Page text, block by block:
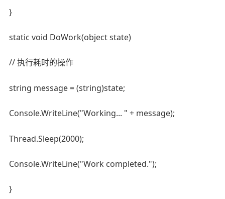
}
static void DoWork(object state)
// 执行耗时的操作
string message = (string)state;
Console.WriteLine("Working... " + message);
Thread.Sleep(2000);
Console.WriteLine("Work completed.");
}